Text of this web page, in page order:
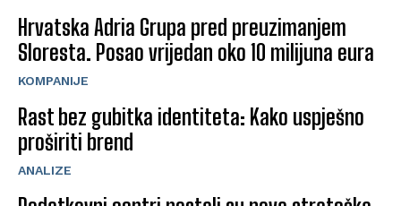
Hrvatska Adria Grupa pred preuzimanjem
Sloresta. Posao vrijedan oko 10 milijuna eura
KOMPANIJE
Rast bez gubitka identiteta: Kako uspješno
proširiti brend
ANALIZE